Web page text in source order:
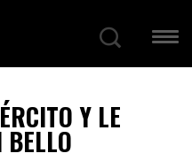
Y LE
BELLO